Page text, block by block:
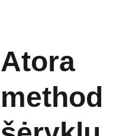
Atora
method